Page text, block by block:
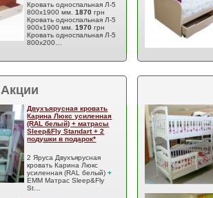
Кровать односпальная Л-5
800х1900 мм.1870грн
Кровать односпальная Л-5
900х1900 мм.1970грн
Кровать односпальная Л-5
800х200…
Акции
Двухъярусная кровать
Карина Люкс усиленная
(RAL белый) + матрасы
Sleep&Fly Standart + 2
подушки в подарок*
2 Яруса Двухъярусная
кровать Карина Люкс
усиленная (RAL белый)+
EMM Матрас Sleep&Fly
St…